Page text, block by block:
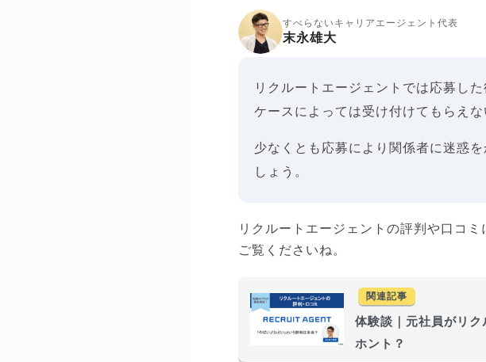
すべらないキャリアエージェント代表
末永雄大
リクルートエージェントでは応募し
ケースによっては受け付けてもらえな
少なくとも応募により関係者に迷惑
しょう。
リクルートエージェントの評判や口コ
ご覧くださいね。
関連記事
体験談｜元社員がリ
ホント？